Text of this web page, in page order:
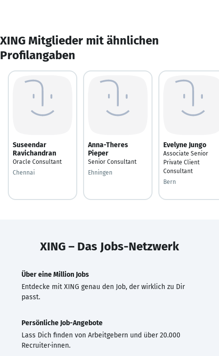
XING Mitglieder mit ähnlichen
Profilangaben
Suseendar
Ravichandran
Oracle Consultant
Chennai
Anna-Theres
Pieper
Senior Consultant
Ehningen
Evelyne Jungo
Associate Senior
Private Client
Consultant
Bern
XING – Das Jobs-Netzwerk
Über eine Million Jobs
Entdecke mit XING genau den Job, der wirklich zu Dir
passt.
Persönliche Job-Angebote
Lass Dich finden von Arbeitgebern und über 20.000
Recruiter·innen.